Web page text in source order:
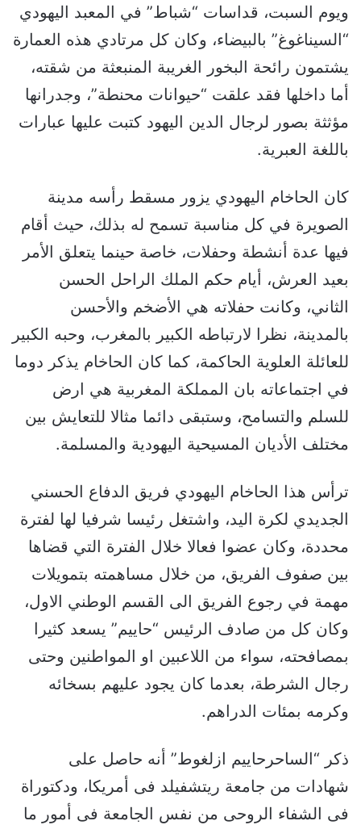
ويوم السبت، قداسات “شباط” في المعبد اليهودي
“السيناغوغ” بالبيضاء، وكان كل مرتادي هذه العمارة
يشتمون رائحة البخور الغريبة المنبعثة من شقته،
أما داخلها فقد علقت “حيوانات محنطة”، وجدرانها
مؤثثة بصور لرجال الدين اليهود كتبت عليها عبارات
باللغة العبرية.
كان الحاخام اليهودي يزور مسقط رأسه مدينة
الصويرة في كل مناسبة تسمح له بذلك، حيث أقام
فيها عدة أنشطة وحفلات، خاصة حينما يتعلق الأمر
بعيد العرش، أيام حكم الملك الراحل الحسن
الثاني، وكانت حفلاته هي الأضخم والأحسن
بالمدينة، نظرا لارتباطه الكبير بالمغرب، وحبه الكبير
للعائلة العلوية الحاكمة، كما كان الحاخام يذكر دوما
في اجتماعاته بان المملكة المغربية هي ارض
للسلم والتسامح، وستبقى دائما مثالا للتعايش بين
مختلف الأديان المسيحية اليهودية والمسلمة.
ترأس هذا الحاخام اليهودي فريق الدفاع الحسني
الجديدي لكرة اليد، واشتغل رئيسا شرفيا لها لفترة
محددة، وكان عضوا فعالا خلال الفترة التي قضاها
بين صفوف الفريق، من خلال مساهمته بتمويلات
مهمة في رجوع الفريق الى القسم الوطني الاول،
وكان كل من صادف الرئيس “حاييم” يسعد كثيرا
بمصافحته، سواء من اللاعبين او المواطنين وحتى
رجال الشرطة، بعدما كان يجود عليهم بسخائه
وكرمه بمئات الدراهم.
ذكر “الساحرحاييم ازلغوط” أنه حاصل على
شهادات من جامعة ريتشفيلد فى أمريكا، ودكتوراة
فى الشفاء الروحى من نفس الجامعة فى أمور ما